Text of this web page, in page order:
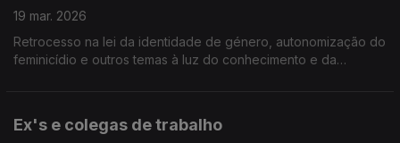
19 mar. 2026
Retrocesso na lei da identidade de género, autonomização do
feminicídio e outros temas à luz do conhecimento e da
Ex's e colegas de trabalho